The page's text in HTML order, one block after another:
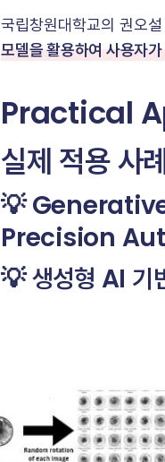
국립창원대학교의 권오
모델을 활용하여 사용자
Practical
실제 적용 사
💡
Precision
💡 생성형 AI 기